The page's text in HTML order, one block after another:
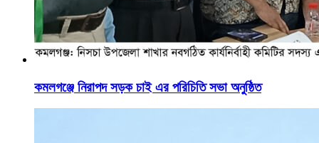
কমলগঞ্জে নিরাপদ সড়ক চাই এর পরিচিতি সভা অনুষ্ঠিত